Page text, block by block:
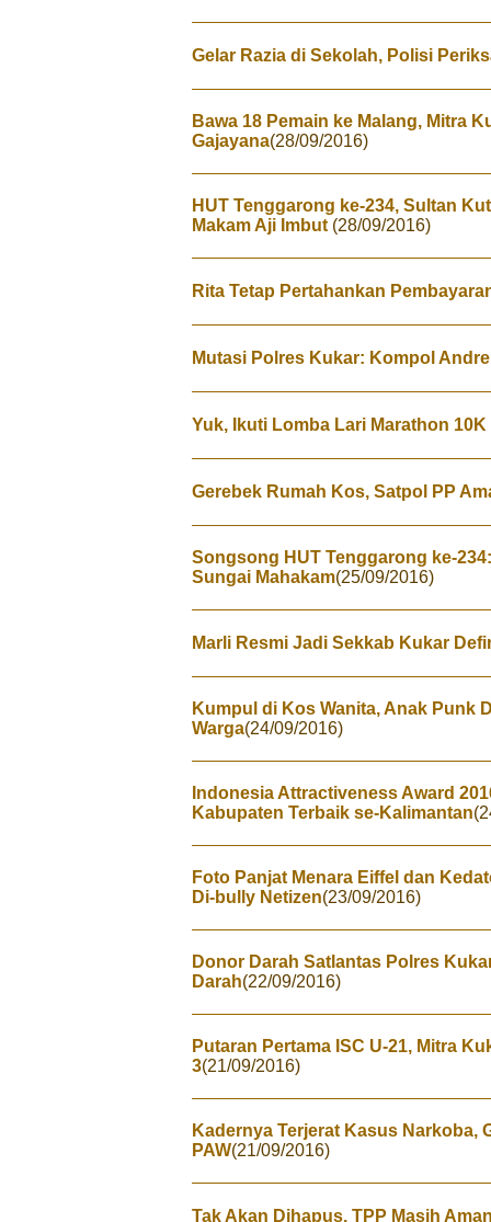
Gelar Razia di Sekolah, Polisi
Bawa 18 Pemain ke Malang, Mitra
Gajayana(28/09/2016)
HUT Tenggarong ke-234, Sultan
Makam Aji Imbut (28/09/2016)
Rita Tetap Pertahankan
Mutasi Polres Kukar: Kompol
Yuk, Ikuti Lomba Lari Marathon
Gerebek Rumah Kos, Satpol PP
Songsong HUT Tenggarong ke-
Sungai Mahakam(25/09/2016)
Marli Resmi Jadi Sekkab Kukar
Kumpul di Kos Wanita, Anak Punk
Warga(24/09/2016)
Indonesia Attractiveness Award
Kabupaten Terbaik se-Kalimantan
Foto Panjat Menara Eiffel dan
Di-bully Netizen(23/09/2016)
Donor Darah Satlantas Polres
Darah(22/09/2016)
Putaran Pertama ISC U-21, Mitra
3(21/09/2016)
Kadernya Terjerat Kasus Narkoba,
PAW(21/09/2016)
Tak Akan Dihapus, TPP Masih